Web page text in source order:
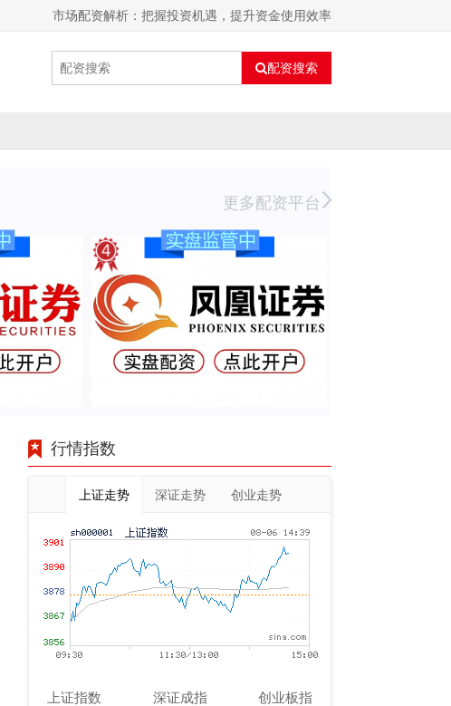
市场配资解析：把握投资机遇，提升资金使用效率
配资搜索
更多配资平台
行情指数
上证走势 深证走势 创业走势
上证指数
深证成指
创业板指